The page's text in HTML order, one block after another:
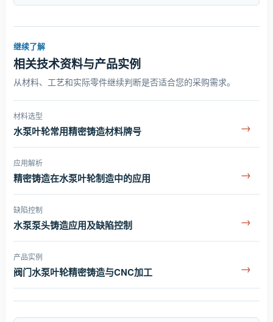
继续了解
相关技术资料与产品实例
从材料、工艺和实际零件继续判断是否适合您的采购需求。
材料选型
水泵叶轮常用精密铸造材料牌号 →
应用解析
精密铸造在水泵叶轮制造中的应用 →
缺陷控制
水泵泵头铸造应用及缺陷控制 →
产品实例
阀门水泵叶轮精密铸造与CNC加工 →